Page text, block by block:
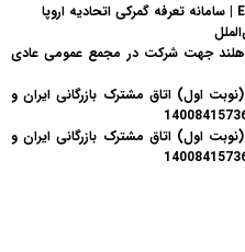
هلند جهت شرکت در مجمع عمومی عادی
اول) اتاق مشترک بازرگانی ایران و
اول) اتاق مشترک بازرگانی ایران و